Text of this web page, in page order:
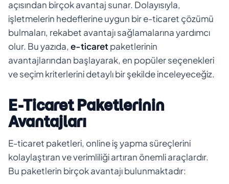
açısından birçok avantaj sunar. Dolayısıyla,
işletmelerin hedeflerine uygun bir e-ticaret çözümü
bulmaları, rekabet avantajı sağlamalarına yardımcı
olur. Bu yazıda, e-ticaret paketlerinin
avantajlarından başlayarak, en popüler seçenekleri
ve seçim kriterlerini detaylı bir şekilde inceleyeceğiz.
E-Ticaret Paketlerinin
Avantajları
E-ticaret paketleri, online iş yapma süreçlerini
kolaylaştıran ve verimliliği artıran önemli araçlardır.
Bu paketlerin birçok avantajı bulunmaktadır: